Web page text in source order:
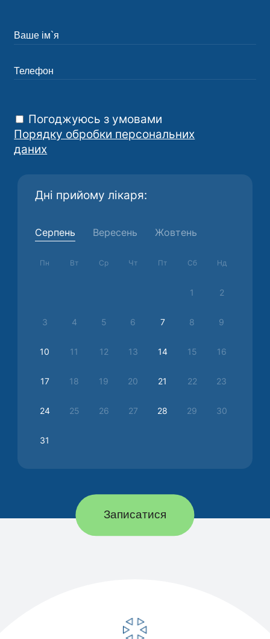
Дні прийому лікаря:
Серпень Вересень Жовтень
Пн Вт Ср Чт Пт Сб Нд
1 2
3 4 5 6 7 8 9
10 11 12 13 14 15 16
17 18 19 20 21 22 23
24 25 26 27 28 29 30
31
Погоджуюсь з умовами
Порядку обробки персональних
даних
Записатися